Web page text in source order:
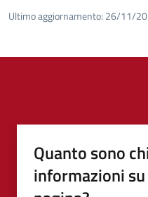
Ultimo aggiornamento: 26/11/
Quanto sono
informazioni